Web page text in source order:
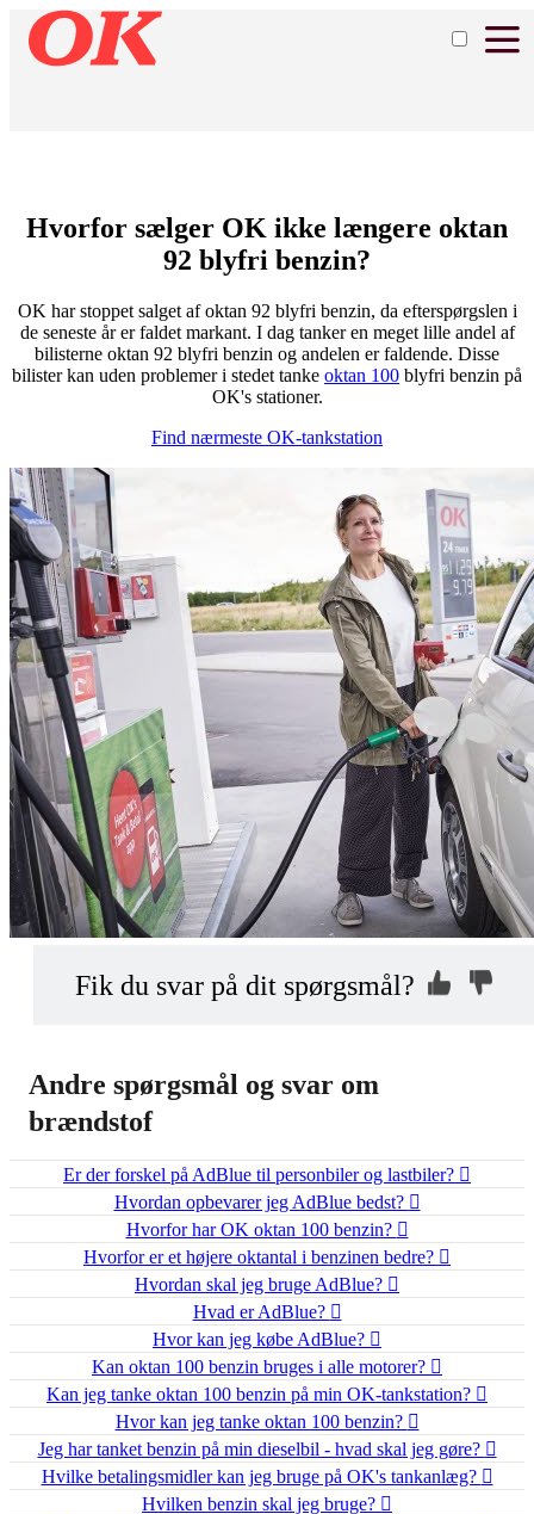
Hvorfor sælger OK ikke længere oktan
92 blyfri benzin?
OK har stoppet salget af oktan 92 blyfri benzin, da efterspørgslen i
de seneste år er faldet markant. I dag tanker en meget lille andel af
bilisterne oktan 92 blyfri benzin og andelen er faldende. Disse
bilister kan uden problemer i stedet tanke oktan 100 blyfri benzin på
OK's stationer.
Find nærmeste OK-tankstation
Fik du svar på dit spørgsmål?
Hvorfor ikke?
Kontakt os, så
vi kan hjælpe dig
Andre spørgsmål og svar om
brændstof
Er der forskel på AdBlue til personbiler og lastbiler?
Hvordan opbevarer jeg AdBlue bedst?
Hvorfor har OK oktan 100 benzin?
Hvorfor er et højere oktantal i benzinen bedre?
Hvordan skal jeg bruge AdBlue?
Hvad er AdBlue?
Hvor kan jeg købe AdBlue?
Kan oktan 100 benzin bruges i alle motorer?
Kan jeg tanke oktan 100 benzin på min OK-tankstation?
Hvor kan jeg tanke oktan 100 benzin?
Jeg har tanket benzin på min dieselbil - hvad skal jeg gøre?
Hvilke betalingsmidler kan jeg bruge på OK's tankanlæg?
Hvilken benzin skal jeg bruge?